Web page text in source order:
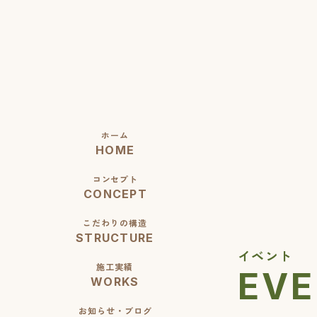
ホーム
HOME
コンセプト
CONCEPT
こだわりの構造
STRUCTURE
施工実績
WORKS
お知らせ・ブログ
イベント